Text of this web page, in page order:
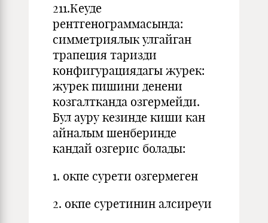
211.Кеуде
рентгенограммасында:
симметриялык улгайган
трапеция таризди
конфигурациядагы журек:
журек пишини денени
козгалтканда озгермейди.
Бул ауру кезинде киши кан
айналым шенберинде
кандай озгерис болады:
1. окпе сурети озгермеген
2. окпе суретинин алсиреуи